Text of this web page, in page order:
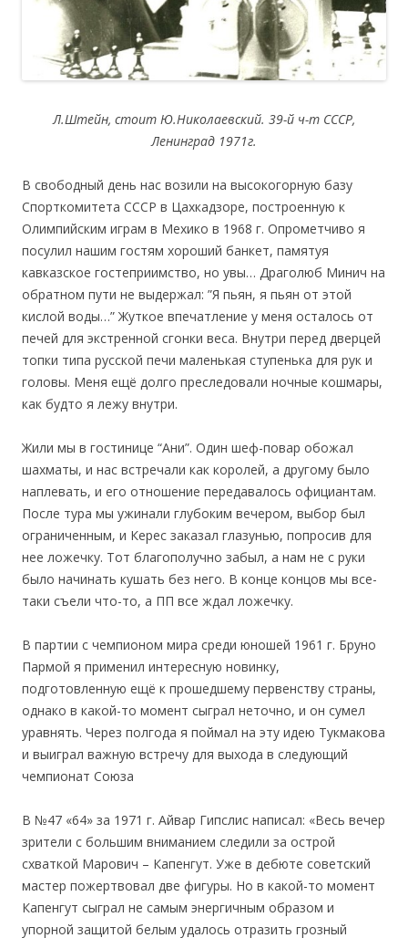
Л.Штейн, стоит Ю.Николаевский. 39-й ч-т СССР,
Ленинград 1971г.
В свободный день нас возили на высокогорную базу
Спорткомитета СССР в Цахкадзоре, построенную к
Олимпийским играм в Мехико в 1968 г. Опрометчиво я
посулил нашим гостям хороший банкет, памятуя
кавказское гостеприимство, но увы… Драголюб Минич на
обратном пути не выдержал: ”Я пьян, я пьян от этой
кислой воды…” Жуткое впечатление у меня осталось от
печей для экстренной сгонки веса. Внутри перед дверцей
топки типа русской печи маленькая ступенька для рук и
головы. Меня ещё долго преследовали ночные кошмары,
как будто я лежу внутри.
Жили мы в гостинице “Ани”. Один шеф-повар обожал
шахматы, и нас встречали как королей, а другому было
наплевать, и его отношение передавалось официантам.
После тура мы ужинали глубоким вечером, выбор был
ограниченным, и Керес заказал глазунью, попросив для
нее ложечку. Тот благополучно забыл, а нам не с руки
было начинать кушать без него. В конце концов мы все-
таки съели что-то, а ПП все ждал ложечку.
В партии с чемпионом мира среди юношей 1961 г. Бруно
Пармой я применил интересную новинку,
подготовленную ещё к прошедшему первенству страны,
однако в какой-то момент сыграл неточно, и он сумел
уравнять. Через полгода я поймал на эту идею Тукмакова
и выиграл важную встречу для выхода в следующий
чемпионат Союза
В №47 «64» за 1971 г. Айвар Гипслис написал: «Весь вечер
зрители с большим вниманием следили за острой
схваткой Марович – Капенгут. Уже в дебюте советский
мастер пожертвовал две фигуры. Но в какой-то момент
Капенгут сыграл не самым энергичным образом и
упорной защитой белым удалось отразить грозный